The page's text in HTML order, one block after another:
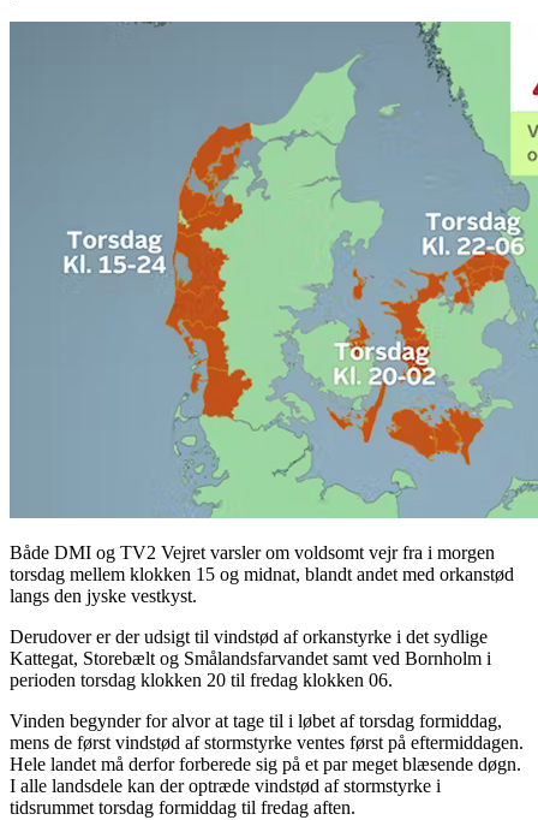
Både DMI og TV2 Vejret varsler om voldsomt vejr fra i morgen
torsdag mellem klokken 15 og midnat, blandt andet med orkanstød
langs den jyske vestkyst.
Derudover er der udsigt til vindstød af orkanstyrke i det sydlige
Kattegat, Storebælt og Smålandsfarvandet samt ved Bornholm i
perioden torsdag klokken 20 til fredag klokken 06.
Vinden begynder for alvor at tage til i løbet af torsdag formiddag,
mens de først vindstød af stormstyrke ventes først på eftermiddagen.
Hele landet må derfor forberede sig på et par meget blæsende døgn.
I alle landsdele kan der optræde vindstød af stormstyrke i
tidsrummet torsdag formiddag til fredag aften.